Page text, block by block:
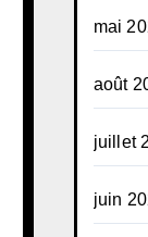
mai
août
juillet
juin